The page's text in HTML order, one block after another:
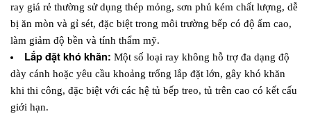
ray giá rẻ thường sử dụng thép mỏng, sơn phủ kém chất lượng, dễ
bị ăn mòn và gỉ sét, đặc biệt trong môi trường bếp có độ ẩm cao,
làm giảm độ bền và tính thẩm mỹ.
Lắp đặt khó khăn: Một số loại ray không hỗ trợ đa dạng độ
dày cánh hoặc yêu cầu khoảng trống lắp đặt lớn, gây khó khăn
khi thi công, đặc biệt với các hệ tủ bếp treo, tủ trên cao có kết cấu
giới hạn.